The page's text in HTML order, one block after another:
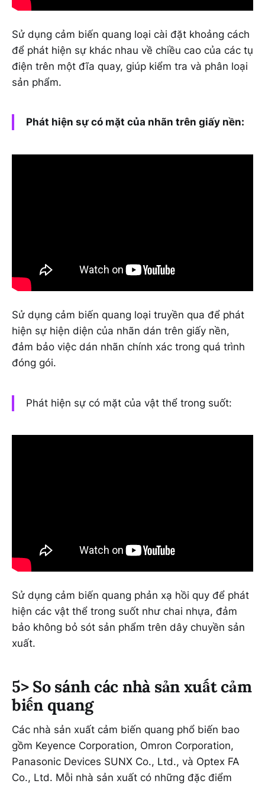
Sử dụng cảm biến quang loại cài đặt khoảng cách
để phát hiện sự khác nhau về chiều cao của các tụ
điện trên một đĩa quay, giúp kiểm tra và phân loại
sản phẩm.
Phát hiện sự có mặt của nhãn trên giấy nền:
Sử dụng cảm biến quang loại truyền qua để phát
hiện sự hiện diện của nhãn dán trên giấy nền,
đảm bảo việc dán nhãn chính xác trong quá trình
đóng gói.
Phát hiện sự có mặt của vật thể trong suốt:
Sử dụng cảm biến quang phản xạ hồi quy để phát
hiện các vật thể trong suốt như chai nhựa, đảm
bảo không bỏ sót sản phẩm trên dây chuyền sản
xuất.
5> So sánh các nhà sản xuất cảm
biến quang
Các nhà sản xuất cảm biến quang phổ biến bao
gồm Keyence Corporation, Omron Corporation,
Panasonic Devices SUNX Co., Ltd., và Optex FA
Co., Ltd. Mỗi nhà sản xuất có những đặc điểm